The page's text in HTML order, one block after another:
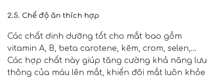
2.5. Chế độ ăn thích hợp
Các chất dinh dưỡng tốt cho mắt bao gồm
vitamin A, B, beta carotene, kẽm, crom, selen,…
Các hợp chất này giúp tăng cường khả năng lưu
thông của máu lên mắt, khiến đôi mắt luôn khỏe